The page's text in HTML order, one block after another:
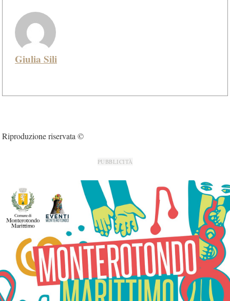
Giulia Sili
Riproduzione riservata ©
PUBBLICITÀ